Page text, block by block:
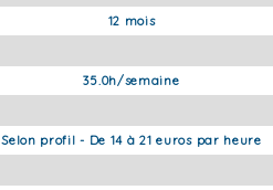
12 mois
35.0h/semaine
Selon profil - De 14 à 21 euros par heure